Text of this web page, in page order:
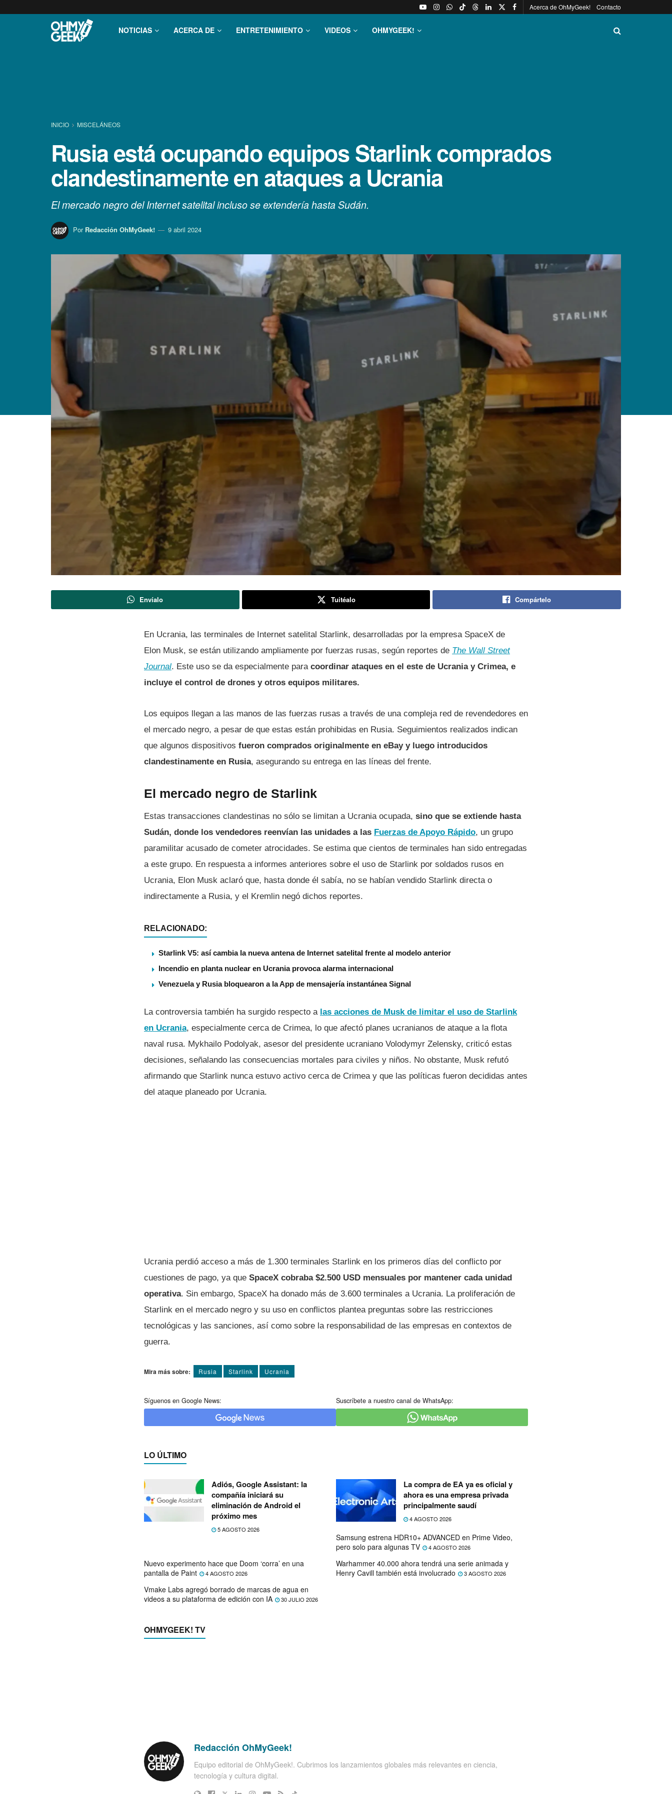
Acerca de OhMyGeek! Contacto
NOTICIAS ACERCA DE ENTRETENIMIENTO VIDEOS OHMYGEEK!
INICIO MISCELÁNEOS
Rusia está ocupando equipos Starlink comprados
clandestinamente en ataques a Ucrania
El mercado negro del Internet satelital incluso se extendería hasta Sudán.
Por Redacción OhMyGeek! 9 abril 2024
Envíalo Tuitéalo Compártelo
En Ucrania, las terminales de Internet satelital Starlink, desarrolladas por la empresa SpaceX de
Elon Musk, se están utilizando ampliamente por fuerzas rusas, según reportes de The Wall Street
Journal. Este uso se da especialmente para coordinar ataques en el este de Ucrania y Crimea, e
incluye el control de drones y otros equipos militares.
Los equipos llegan a las manos de las fuerzas rusas a través de una compleja red de revendedores en
el mercado negro, a pesar de que estas están prohibidas en Rusia. Seguimientos realizados indican
que algunos dispositivos fueron comprados originalmente en eBay y luego introducidos
clandestinamente en Rusia, asegurando su entrega en las líneas del frente.
El mercado negro de Starlink
Estas transacciones clandestinas no sólo se limitan a Ucrania ocupada, sino que se extiende hasta
Sudán, donde los vendedores reenvían las unidades a las Fuerzas de Apoyo Rápido, un grupo
paramilitar acusado de cometer atrocidades. Se estima que cientos de terminales han sido entregadas
a este grupo. En respuesta a informes anteriores sobre el uso de Starlink por soldados rusos en
Ucrania, Elon Musk aclaró que, hasta donde él sabía, no se habían vendido Starlink directa o
indirectamente a Rusia, y el Kremlin negó dichos reportes.
RELACIONADO:
Starlink V5: así cambia la nueva antena de Internet satelital frente al modelo anterior
Incendio en planta nuclear en Ucrania provoca alarma internacional
Venezuela y Rusia bloquearon a la App de mensajería instantánea Signal
La controversia también ha surgido respecto a las acciones de Musk de limitar el uso de Starlink
en Ucrania, especialmente cerca de Crimea, lo que afectó planes ucranianos de ataque a la flota
naval rusa. Mykhailo Podolyak, asesor del presidente ucraniano Volodymyr Zelensky, criticó estas
decisiones, señalando las consecuencias mortales para civiles y niños. No obstante, Musk refutó
afirmando que Starlink nunca estuvo activo cerca de Crimea y que las políticas fueron decididas antes
del ataque planeado por Ucrania.
Ucrania perdió acceso a más de 1.300 terminales Starlink en los primeros días del conflicto por
cuestiones de pago, ya que SpaceX cobraba $2.500 USD mensuales por mantener cada unidad
operativa. Sin embargo, SpaceX ha donado más de 3.600 terminales a Ucrania. La proliferación de
Starlink en el mercado negro y su uso en conflictos plantea preguntas sobre las restricciones
tecnológicas y las sanciones, así como sobre la responsabilidad de las empresas en contextos de
guerra.
Mira más sobre: Rusia Starlink Ucrania
Síguenos en Google News: Suscríbete a nuestro canal de WhatsApp:
LO ÚLTIMO
Adiós, Google Assistant: la
compañía iniciará su
eliminación de Android el
próximo mes
5 AGOSTO 2026
La compra de EA ya es oficial y
ahora es una empresa privada
principalmente saudí
4 AGOSTO 2026
Samsung estrena HDR10+ ADVANCED en Prime Video,
pero solo para algunas TV
4 AGOSTO 2026
Nuevo experimento hace que Doom ‘corra’ en una
pantalla de Paint
4 AGOSTO 2026
Warhammer 40.000 ahora tendrá una serie animada y
Henry Cavill también está involucrado
3 AGOSTO 2026
Vmake Labs agregó borrado de marcas de agua en
videos a su plataforma de edición con IA
30 JULIO 2026
OHMYGEEK! TV
Redacción OhMyGeek!
Equipo editorial de OhMyGeek!. Cubrimos los lanzamientos globales más relevantes en ciencia,
tecnología y cultura digital.